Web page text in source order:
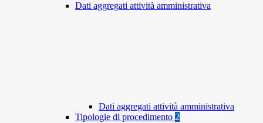
Dati aggregati attività amministrativa
Dati aggregati attività amministrativa
Tipologie di procedimento 2